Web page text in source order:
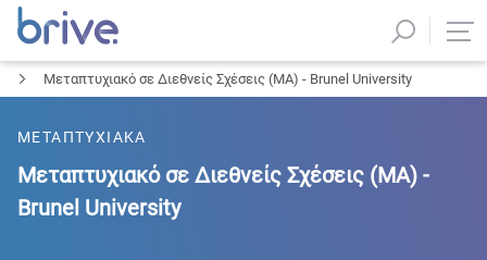
Μεταπτυχιακό σε Διεθνείς Σχέσεις (MA) - Brunel University
ΜΕΤΑΠΤΥΧΙΑΚΑ
Μεταπτυχιακό σε Διεθνείς Σχέσεις (MA) -
Brunel University